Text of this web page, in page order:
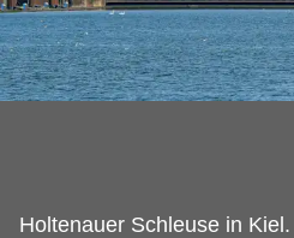
Holtenauer Schleuse in Kiel.